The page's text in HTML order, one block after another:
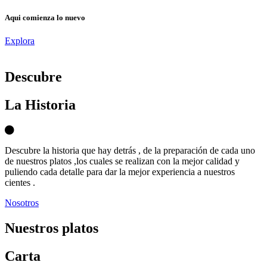
Aqui comienza lo nuevo
Explora
Descubre
La Historia
Descubre la historia que hay detrás , de la preparación de cada uno
de nuestros platos ,los cuales se realizan con la mejor calidad y
puliendo cada detalle para dar la mejor experiencia a nuestros
cientes .
Nosotros
Nuestros platos
Carta